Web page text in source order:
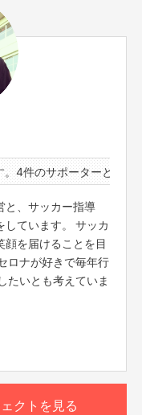
4件のサポーターと1件のプ
と、サッカー指導
ています。 サッカ
を届けることを目
ロナが好きで毎年行
たいとも考えていま
クトを見る